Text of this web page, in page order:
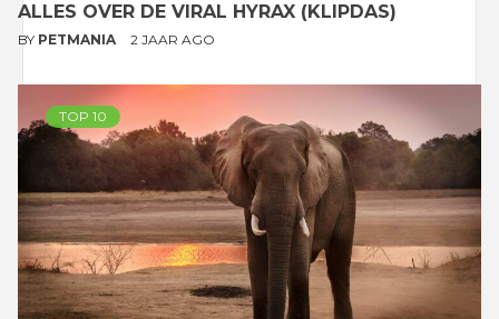
ALLES OVER DE VIRAL HYRAX (KLIPDAS)
BY PETMANIA 2 JAAR AGO
TOP 10